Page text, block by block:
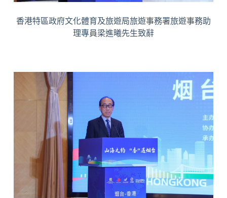
香港特區政府文化體育及旅遊局旅遊事務署旅遊事務助
理專員梁進曦先生致辭